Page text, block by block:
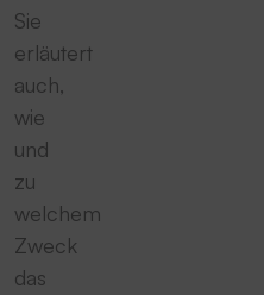
Sie
erläutert
auch,
wie
und
zu
welchem
Zweck
das